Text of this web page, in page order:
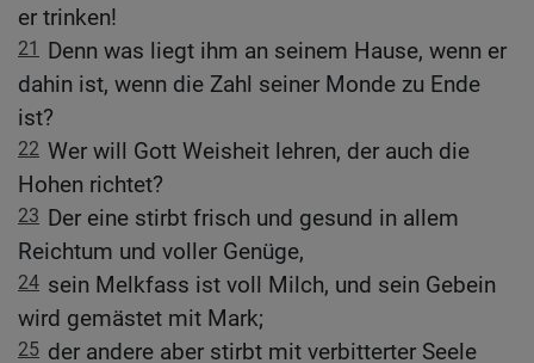
er trinken!
21
Denn was liegt ihm an seinem Hause, wenn er
dahin ist, wenn die Zahl seiner Monde zu Ende
ist?
22 Wer will Gott Weisheit lehren, der auch die
Hohen richtet?
23 Der eine stirbt frisch und gesund in allem
Reichtum und voller Genüge,
24 sein Melkfass ist voll Milch, und sein Gebein
wird gemästet mit Mark;
25 der andere aber stirbt mit verbitterter Seele